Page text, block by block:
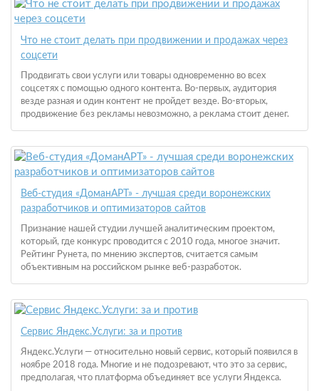
Что не стоит делать при продвижении и продажах через
соцсети
Продвигать свои услуги или товары одновременно во всех
соцсетях с помощью одного контента. Во-первых, аудитория
везде разная и один контент не пройдет везде. Во-вторых,
продвижение без рекламы невозможно, а реклама стоит денег.
Веб-студия «ДоманАРТ» - лучшая среди воронежских
разработчиков и оптимизаторов сайтов
Признание нашей студии лучшей аналитическим проектом,
который, где конкурс проводится с 2010 года, многое значит.
Рейтинг Рунета, по мнению экспертов, считается самым
объективным на российском рынке веб-разработок.
Сервис Яндекс.Услуги: за и против
Яндекс.Услуги — относительно новый сервис, который появился в
ноябре 2018 года. Многие и не подозревают, что это за сервис,
предполагая, что платформа объединяет все услуги Яндекса.